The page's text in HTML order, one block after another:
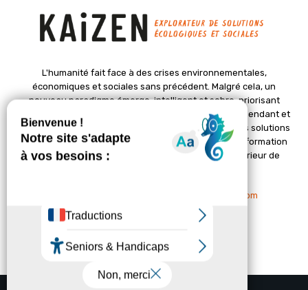
L'humanité fait face à des crises environnementales,
économiques et sociales sans précédent. Malgré cela, un
nouveau paradigme émerge, intelligent et sobre, priorisant
l'épanouissement de la vie. Le magazine Kaizen, indépendant et
positif, met en lumière des initiatives pionnières et des solutions
créatives pour un avenir meilleur. Il croit en une transformation
profonde des sociétés grâce à un changement intérieur de
contact@kaizen-magazine.com